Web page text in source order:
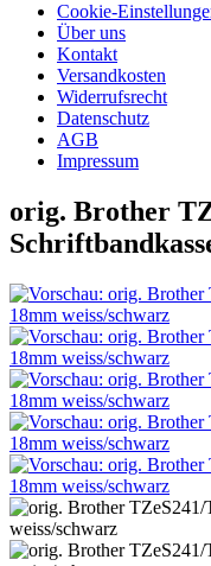
Cookie-
Über uns
Kontakt
Versandkosten
Widerrufsrecht
Datenschutz
AGB
Impressum
orig. Brother